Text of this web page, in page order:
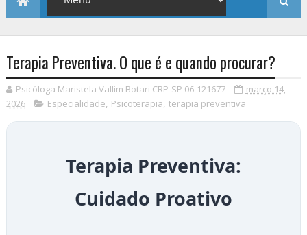
Informações sobre: Psicóloga,
Psicoterapia, terapia de casal, terapia
individual, Psicóloga online e presencial,
Terapia Preventiva. O que é e quando procurar?
Psicóloga Maristela Vallim Botari CRP-SP 06-121677
março 14,
2026
Especialidade, Psicoterapia, terapia preventiva
Terapia Preventiva:
Cuidado Proativo